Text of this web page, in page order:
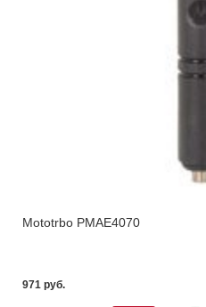
Mototrbo PMAE4070
971 pуб.